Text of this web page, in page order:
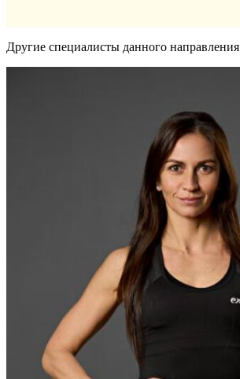
Другие специалисты данного направления